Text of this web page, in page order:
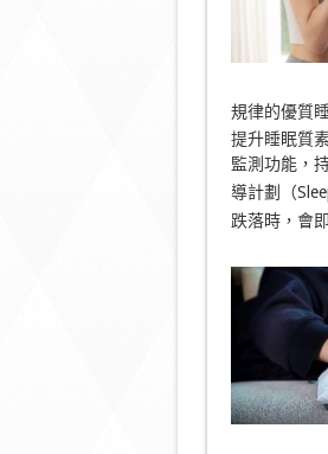
規律的優質
提升睡眠質
監測功能，
導計劃（
跌落時，會